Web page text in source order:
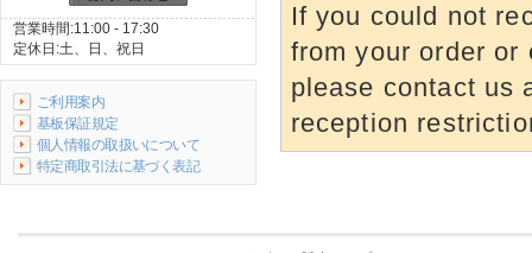
営業時間:11:00 - 17:30
定休日:土、日、祝日
ご利用案内
基板保証規定
個人情報の取扱いについて
特定商取引法に基づく表記
If you could not
from your order or
please contact us
reception